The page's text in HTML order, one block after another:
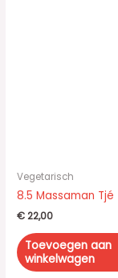
Vegetarisch
8.5 Massaman Tjé
€22,00
Toevoegen aan
winkelwagen